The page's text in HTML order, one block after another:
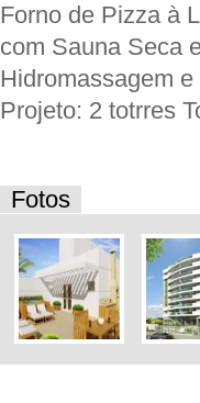
Forno de Pizza à
com Sauna Seca
Hidromassagem
Projeto: 2 totrres
Fotos